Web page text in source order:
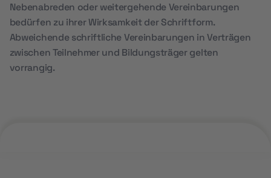
Nebenabreden oder weitergehende Vereinbarungen
bedürfen zu ihrer Wirksamkeit der Schriftform.
Abweichende schriftliche Vereinbarungen in Verträgen
zwischen Teilnehmer und Bildungsträger gelten
vorrangig.